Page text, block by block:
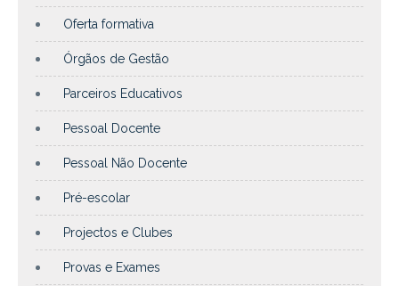
Oferta formativa
Órgãos de Gestão
Parceiros Educativos
Pessoal Docente
Pessoal Não Docente
Pré-escolar
Projectos e Clubes
Provas e Exames